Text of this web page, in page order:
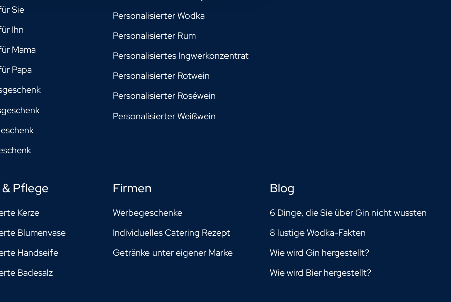
Sie
Ihn
Mama
Papa
Personalisierter Wodka
Personalisierter Rum
Personalisiertes Ingwerkonzentrat
Personalisierter Rotwein
Personalisierter Roséwein
Personalisierter Weißwein
Pflege
Kerze
Blumenvase
Handseife
Badesalz
Firmen
Werbegeschenke
Individuelles Catering Rezept
Getränke unter eigener Marke
Blog
6 Dinge, die Sie über Gin nicht wussten
8 lustige Wodka-Fakten
Wie wird Gin hergestellt?
Wie wird Bier hergestellt?